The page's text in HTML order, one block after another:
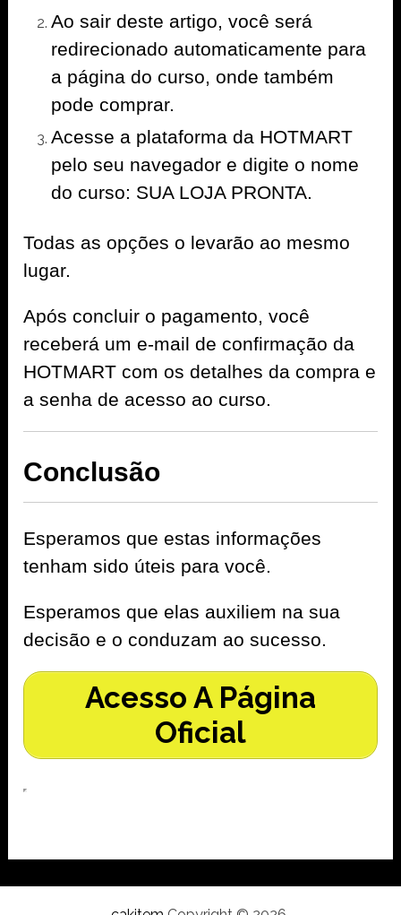
Ao sair deste artigo, você será
redirecionado automaticamente para
a página do curso, onde também
pode comprar.
Acesse a plataforma da HOTMART
pelo seu navegador e digite o nome
do curso: SUA LOJA PRONTA.
Todas as opções o levarão ao mesmo
lugar.
Após concluir o pagamento, você
receberá um e-mail de confirmação da
HOTMART com os detalhes da compra e
a senha de acesso ao curso.
Conclusão
Esperamos que estas informações
tenham sido úteis para você.
Esperamos que elas auxiliem na sua
decisão e o conduzam ao sucesso.
Acesso A Página
Oficial